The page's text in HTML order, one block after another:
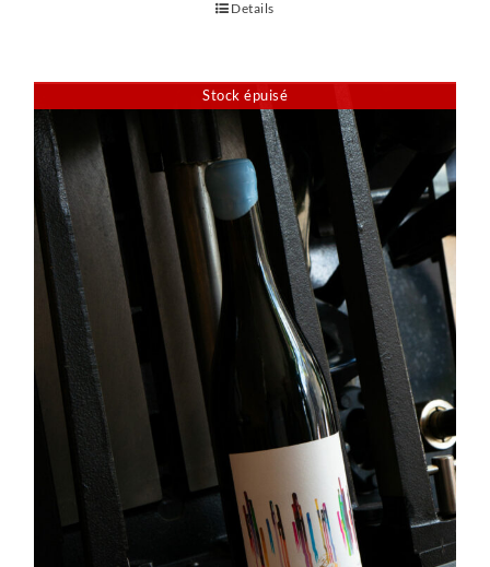
Details
Stock épuisé